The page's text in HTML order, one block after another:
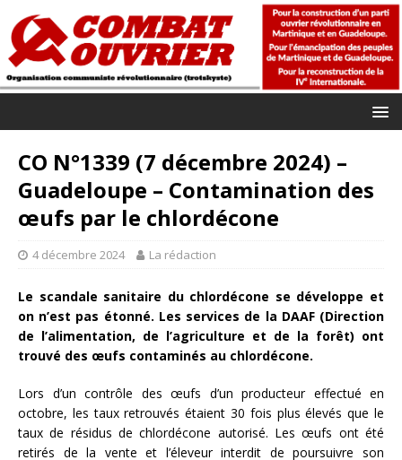
CO N°1339 (7 décembre 2024) –
Guadeloupe – Contamination des
œufs par le chlordécone
4 décembre 2024 La rédaction
Le scandale sanitaire du chlordécone se développe et
on n’est pas étonné. Les services de la DAAF (Direction
de l’alimentation, de l’agriculture et de la forêt) ont
trouvé des œufs contaminés au chlordécone.
Lors d’un contrôle des œufs d’un producteur effectué en
octobre, les taux retrouvés étaient 30 fois plus élevés que le
taux de résidus de chlordécone autorisé. Les œufs ont été
retirés de la vente et l’éleveur interdit de poursuivre son